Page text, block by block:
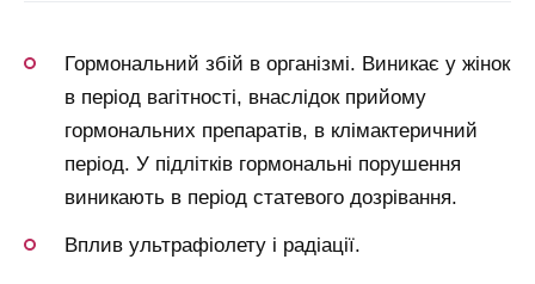
Гормональний збій в організмі. Виникає у жінок
в період вагітності, внаслідок прийому
гормональних препаратів, в клімактеричний
період. У підлітків гормональні порушення
виникають в період статевого дозрівання.
Вплив ультрафіолету і радіації.